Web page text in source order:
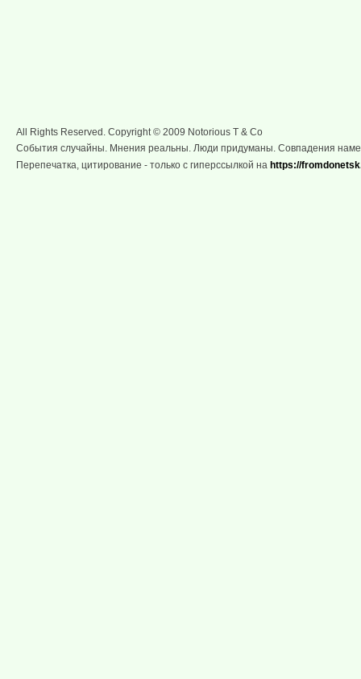
All Rights Reserved. Copyright © 2009 Notorious T & Co
События случайны. Мнения реальны. Люди придуманы. Совпадения
Перепечатка, цитирование - только с гиперссылкой на https://